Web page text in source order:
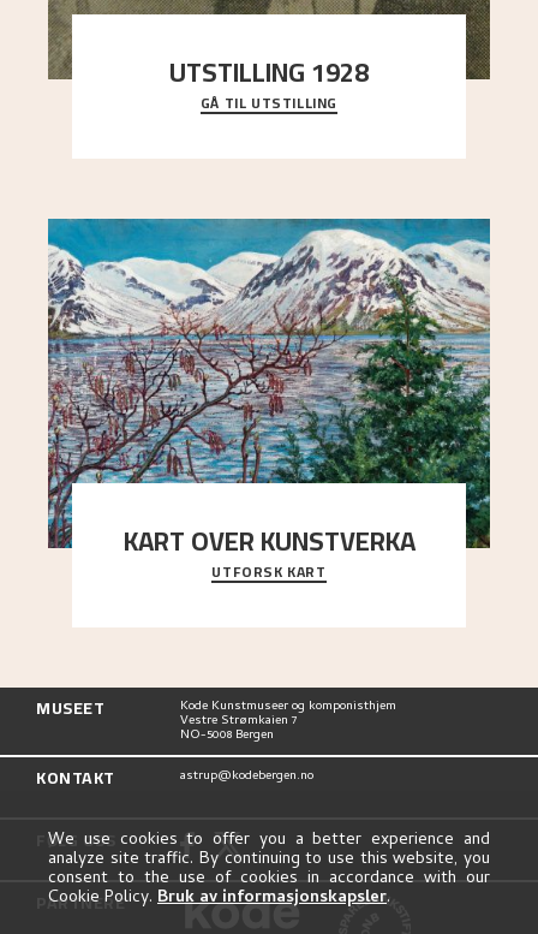
UTSTILLING 1928
Då Astrup døydde i 1928, tok vennene Moritz
Kaland og Simon Thorbjørnsen initiativ til å
GÅ TIL UTSTILLING
KART OVER KUNSTVERKA
Utforsk stedene og utsiktene i Astrups malerier
UTFORSK KART
MUSEET Kode Kunstmuseer og komponisthjem
Vestre Strømkaien 7
NO-5008 Bergen
KONTAKT astrup@kodebergen.no
FØLG OSS
PARTNERE
We use cookies to offer you a better experience and
analyze site traffic. By continuing to use this website, you
consent to the use of cookies in accordance with our
Cookie Policy. Bruk av informasjonskapsler.